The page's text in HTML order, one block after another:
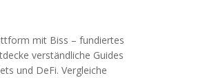
mit Biss – fundiertes
verständliche Guides
und DeFi. Vergleiche